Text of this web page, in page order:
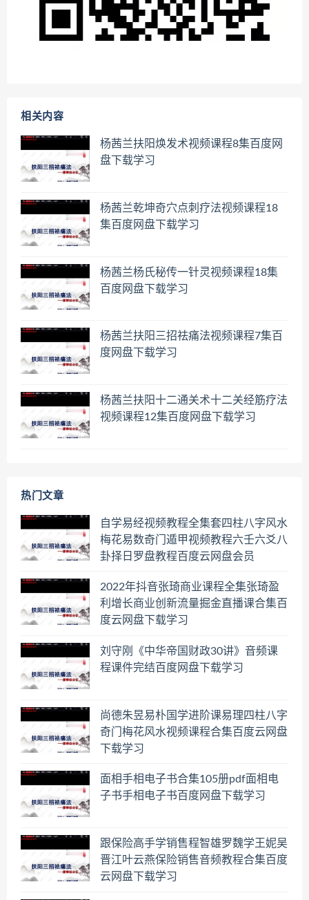
相关内容
杨茜兰扶阳焕发术视频课程8集百度网
盘下载学习
杨茜兰乾坤奇穴点刺疗法视频课程18
集百度网盘下载学习
杨茜兰杨氏秘传一针灵视频课程18集
百度网盘下载学习
杨茜兰扶阳三招祛痛法视频课程7集百
度网盘下载学习
杨茜兰扶阳十二通关术十二关经筋疗法
视频课程12集百度网盘下载学习
热门文章
自学易经视频教程全集套四柱八字风水
梅花易数奇门遁甲视频教程六壬六爻八
卦择日罗盘教程百度云网盘会员
2022年抖音张琦商业课程全集张琦盈
利增长商业创新流量掘金直播课合集百
度云网盘下载学习
刘守刚《中华帝国财政30讲》音频课
程课件完结百度网盘下载学习
尚德朱昱易朴国学进阶课易理四柱八字
奇门梅花风水视频课程合集百度云网盘
下载学习
面相手相电子书合集105册pdf面相电
子书手相电子书百度网盘下载学习
跟保险高手学销售程智雄罗魏学王妮吴
晋江叶云燕保险销售音频教程合集百度
云网盘下载学习